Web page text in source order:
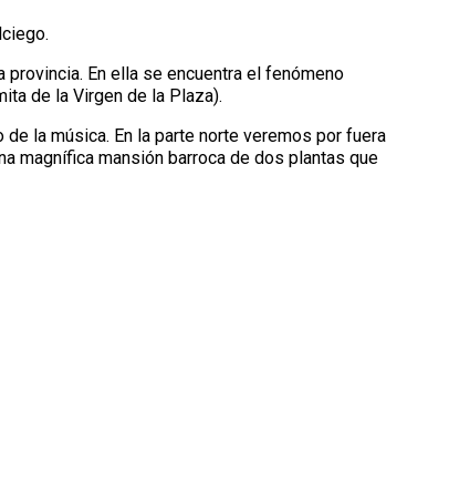
En ella se encuentra el fenómeno
de la Virgen de la Plaza).
la música. En la parte norte veremos por fuera
magnífica mansión barroca de dos plantas que